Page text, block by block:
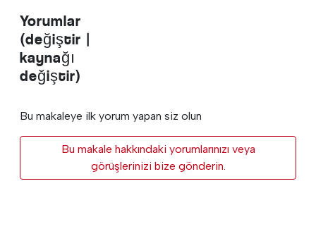
Yorumlar
(değiştir |
kaynağı
değiştir)
Bu makaleye ilk yorum yapan siz olun
Bu makale hakkındaki yorumlarınızı veya
görüşlerinizi bize gönderin.